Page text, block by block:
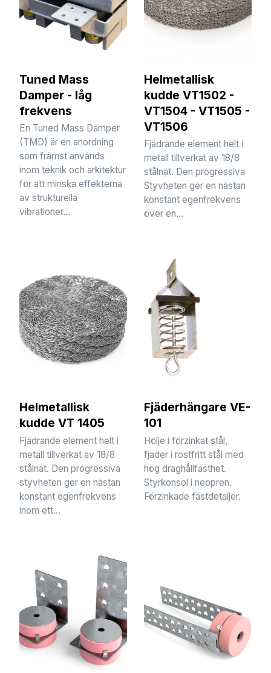
Tuned Mass
Damper - låg
frekvens
En Tuned Mass Damper
(TMD) är en anordning
som främst används
inom teknik och arkitektur
för att minska effekterna
av strukturella
vibrationer...
Helmetallisk
kudde VT1502 -
VT1504 - VT1505 -
VT1506
Fjädrande element helt i
metall tillverkat av 18/8
stålnät. Den progressiva
Styvheten ger en nästan
konstant egenfrekvens
över en...
Helmetallisk
kudde VT 1405
Fjädrande element helt i
metall tillverkat av 18/8
stålnät. Den progressiva
styvheten ger en nästan
konstant egenfrekvens
inom ett...
Fjäderhängare VE-
101
Hölje i förzinkat stål,
fjäder i rostfritt stål med
hög draghållfasthet.
Styrkonsol i neopren.
Förzinkade fästdetaljer.